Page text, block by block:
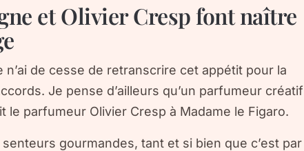
et Olivier Cresp font naître
de cesse de retranscrire cet appétit pour la
Je pense d’ailleurs qu’un parfumeur créatif
le parfumeur Olivier Cresp à Madame le Figaro.
gourmandes, tant et si bien que c’est par